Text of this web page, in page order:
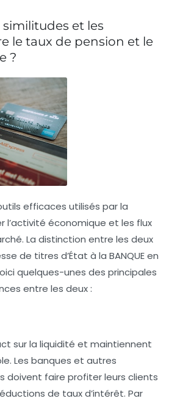
et les
le taux de pension et le
?
efficaces utilisés par la
l’activité économique et les flux
La distinction entre les deux
de titres d’État à la BANQUE en
quelques-unes des principales
entre les deux :
sur la liquidité et maintiennent
Les banques et autres
doivent faire profiter leurs clients
de taux d’intérêt. Par